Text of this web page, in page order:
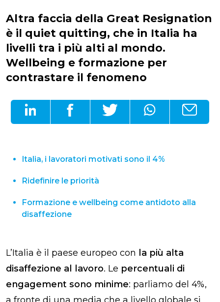
Altra faccia della Great Resignation
è il quiet quitting, che in Italia ha
livelli tra i più alti al mondo.
Wellbeing e formazione per
contrastare il fenomeno
Italia, i lavoratori motivati sono il 4%
Ridefinire le priorità
Formazione e wellbeing come antidoto alla
disaffezione
L’Italia è il paese europeo con
la più alta
disaffezione al lavoro. Le percentuali di
engagement sono minime: parliamo del 4%,